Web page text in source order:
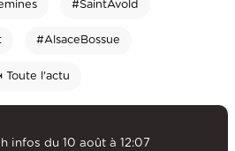
#SaintAvold
#AlsaceBossue
Toute l'actu
infos du 10 août à 12:07